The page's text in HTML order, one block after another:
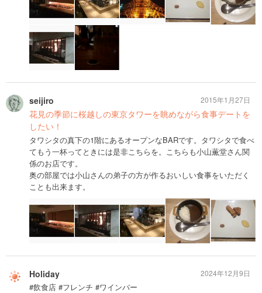
seijiro
花見の季節に桜越しの東京タワーを眺めながら食事デートを
したい！
タワシタの真下の1階にあるオープンなBARです。タワシタで食べ
てもう一杯ってときには是非こちらを。こちらも小山薫堂さん関
係のお店です。
奥の部屋では小山さんの弟子の方が作るおいしい食事をいただく
ことも出来ます。
2015年1月27日
Holiday
#飲食店 #フレンチ #ワインバー
2024年12月9日